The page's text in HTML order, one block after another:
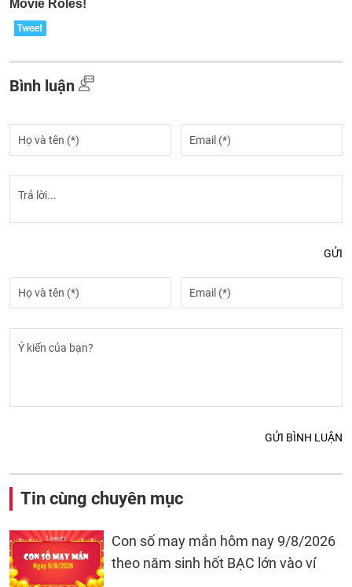
Bình luận
GỬI
GỬI BÌNH LUẬN
Tin cùng chuyên mục
Con số may mắn hôm nay 9/8/2026
theo năm sinh hốt BẠC lớn vào ví